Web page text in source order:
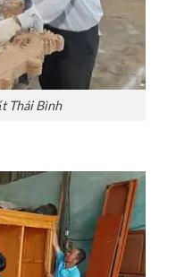
Thái Bình